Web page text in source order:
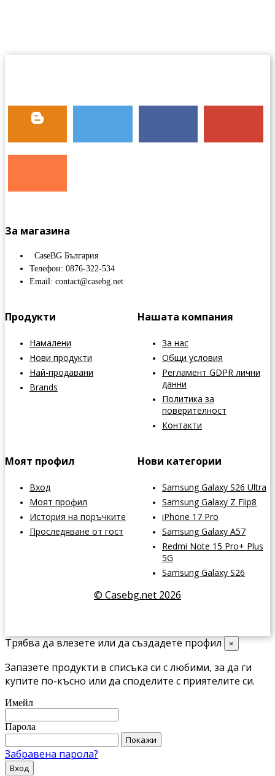
За магазина
CaseBG България
Телефон: 0876-322-534
Email: contact@casebg.net
Продукти
Намалени
Нови продукти
Най-продавани
Brands
Нашата компания
За нас
Общи условия
Регламент GDPR лични
данни
Политика за
поверителност
Контакти
Моят профил
Вход
Моят профил
История на поръчките
Проследяване от гост
Нови категории
Samsung Galaxy S26 Ultra
Samsung Galaxy Z Flip8
iPhone 17 Pro
Samsung Galaxy A57
Redmi Note 15 Pro+ Plus
5G
Samsung Galaxy S26
© Casebg.net 2026
Трябва да влезете или да създадете профил ×
Запазете продукти в списъка си с любими, за да ги
купите по-късно или да споделите с приятелите си.
Имейл
Парола
Покажи
Забравена парола?
Вход